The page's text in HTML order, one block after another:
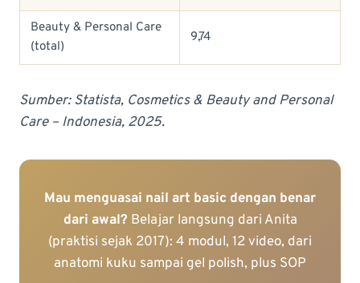
Beauty & Personal Care
(total)
9,74
Sumber: Statista, Cosmetics & Beauty and Personal
Care – Indonesia, 2025.
Mau menguasai nail art basic dengan benar
dari awal? Belajar langsung dari Anita
(praktisi sejak 2017): 4 modul, 12 video, dari
anatomi kuku sampai gel polish, plus SOP